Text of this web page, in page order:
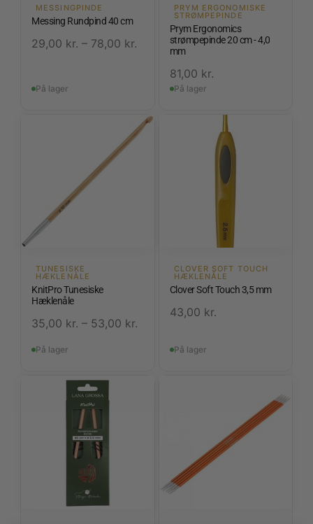
MESSINGPINDE
Messing Rundpind 40 cm
29,00 kr. – 78,00 kr.
På lager
PRYM ERGONOMISKE
STRØMPEPINDE
Prym Ergonomics
strømpepinde 20 cm - 4,0
mm
81,00 kr.
På lager
TUNESISKE
HÆKLENÅLE
KnitPro Tunesiske
Hæklenåle
35,00 kr. – 53,00 kr.
På lager
CLOVER SOFT TOUCH
HÆKLENÅLE
Clover Soft Touch 3,5 mm
43,00 kr.
På lager